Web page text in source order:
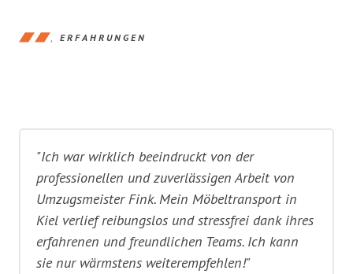
ERFAHRUNGEN
"Ich war wirklich beeindruckt von der
professionellen und zuverlässigen Arbeit von
Umzugsmeister Fink. Mein Möbeltransport in
Kiel verlief reibungslos und stressfrei dank ihres
erfahrenen und freundlichen Teams. Ich kann
sie nur wärmstens weiterempfehlen!"